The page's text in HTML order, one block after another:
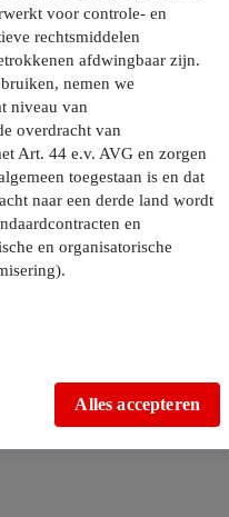
voor controle- en
rechtsmiddelen
afdwingbaar zijn.
nemen we
niveau van
overdracht van
Art. 44 e.v. AVG en zorgen
toegestaan is en dat
naar een derde land wordt
en
en organisatorische
Alles accepteren